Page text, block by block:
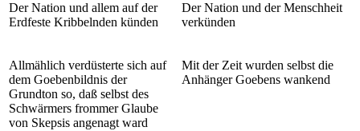
Der Nation und allem auf der
Erdfeste Kribbelnden künden
Der Nation und der Menschheit
verkünden
Allmählich verdüsterte sich auf
dem Goebenbildnis der
Grundton so, daß selbst des
Schwärmers frommer Glaube
von Skepsis angenagt ward
Mit der Zeit wurden selbst die
Anhänger Goebens wankend